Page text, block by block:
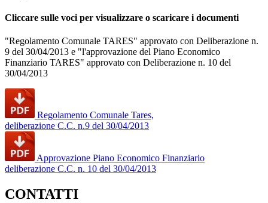
Cliccare sulle voci per visualizzare o scaricare i documenti
"Regolamento Comunale TARES" approvato con Deliberazione n.
9 del 30/04/2013 e "l'approvazione del Piano Economico
Finanziario TARES" approvato con Deliberazione n. 10 del
30/04/2013
Regolamento Comunale Tares,
deliberazione C.C. n.9 del 30/04/2013
Approvazione Piano Economico Finanziario
deliberazione C.C. n. 10 del 30/04/2013
CONTATTI